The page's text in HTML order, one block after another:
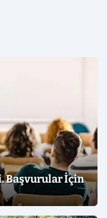
Başvurular İçin